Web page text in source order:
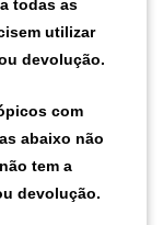
todas as
utilizar
devolução.
com
abaixo não
tem a
devolução.